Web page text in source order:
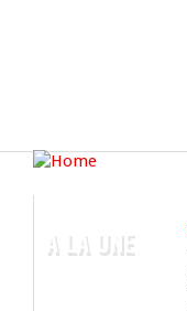
A LA UNE